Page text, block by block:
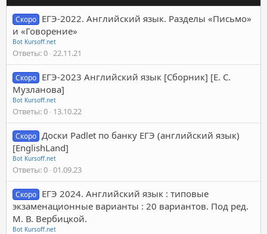
Скоро ЕГЭ-2022. Английский язык. Разделы «Письмо»
и «Говорение»
Bot Kursoff.net
Ответы 0 22.11.21
Скоро ЕГЭ-2023 Английский язык [Cборник] [Е. С.
Музланова]
Bot Kursoff.net
Ответы 0 13.10.22
Скоро Доски Padlet по банку ЕГЭ (английский язык)
[EnglishLand]
Bot Kursoff.net
Ответы 0 01.09.23
Скоро ЕГЭ 2024. Английский язык : типовые
экзаменационные варианты : 20 вариантов. Под ред.
М. В. Вербицкой.
Bot Kursoff.net